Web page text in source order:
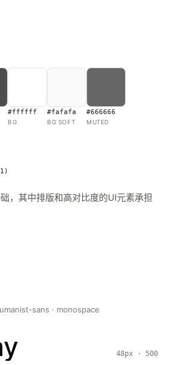
#ffffff
BG
#fafafa
BG SOFT
#666666
MUTED
，其中排版和高对比度的UI元素承担
sans · monospace
48px · 500